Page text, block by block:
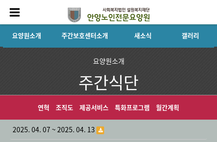
요양원소개 주간보호센터소개 새소식 갤러리
요양원소개
주간식단
연혁 조직도 제공서비스 특화프로그램 월간계획
2025. 04. 07 ~ 2025. 04. 13